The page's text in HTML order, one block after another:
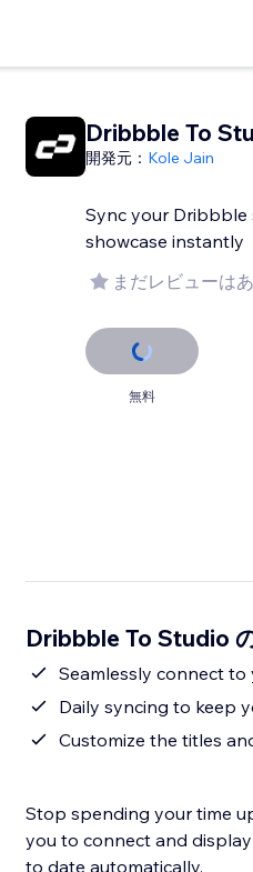
Dribbble To
開発元： Kole Jain
Sync your Dribbble
showcase instantly
まだレビューは
無料
Dribbble To Studio
Seamlessly connect
Daily syncing to keep
Customize the titles
Stop spending your time
you to connect and
to date automatically.